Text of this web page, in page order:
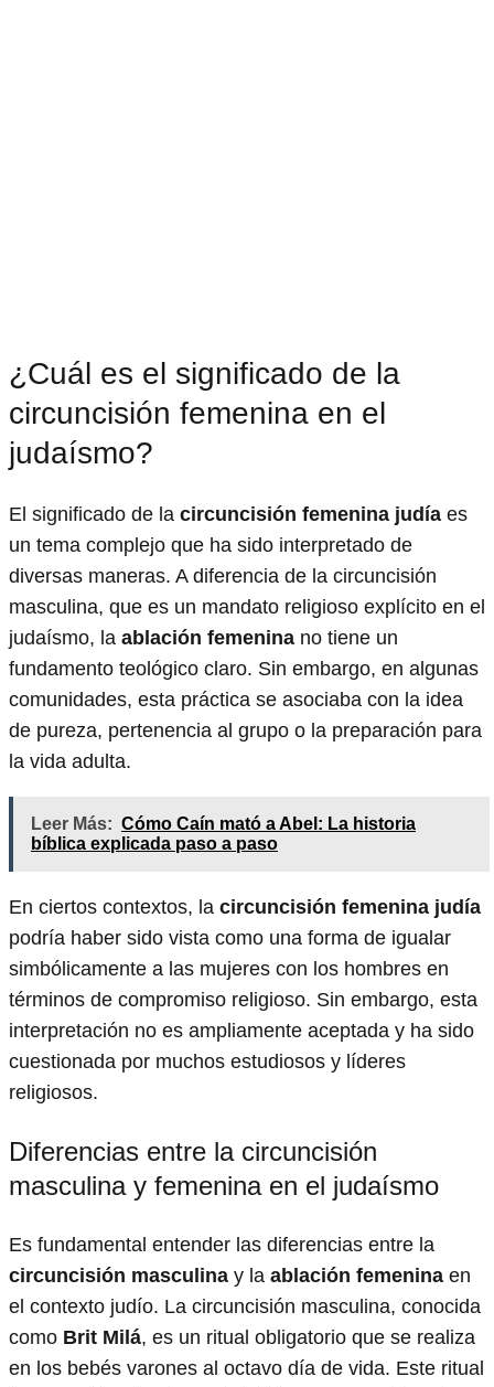
¿Cuál es el significado de la
circuncisión femenina en el
judaísmo?
El significado de la circuncisión femenina judía es
un tema complejo que ha sido interpretado de
diversas maneras. A diferencia de la circuncisión
masculina, que es un mandato religioso explícito en el
judaísmo, la ablación femenina no tiene un
fundamento teológico claro. Sin embargo, en algunas
comunidades, esta práctica se asociaba con la idea
de pureza, pertenencia al grupo o la preparación para
la vida adulta.
Leer Más: Cómo Caín mató a Abel: La historia
bíblica explicada paso a paso
En ciertos contextos, la circuncisión femenina judía
podría haber sido vista como una forma de igualar
simbólicamente a las mujeres con los hombres en
términos de compromiso religioso. Sin embargo, esta
interpretación no es ampliamente aceptada y ha sido
cuestionada por muchos estudiosos y líderes
religiosos.
Diferencias entre la circuncisión
masculina y femenina en el judaísmo
Es fundamental entender las diferencias entre la
circuncisión masculina y la ablación femenina en
el contexto judío. La circuncisión masculina, conocida
como Brit Milá, es un ritual obligatorio que se realiza
en los bebés varones al octavo día de vida. Este ritual